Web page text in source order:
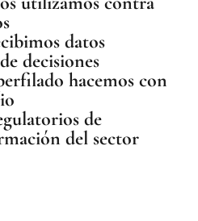
datos
decisiones
hacemos con
de
del sector